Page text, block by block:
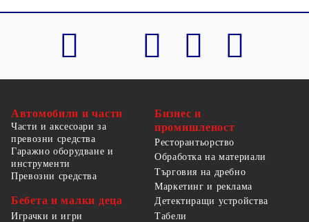
Автомобили и части
Части и аксесоари за
превозни средства
Гаражно оборудване и
инструменти
Превозни средства
Бебета и малки деца
Играчки и игри
Бизнес и
промишленост
Ресторантьорство
Обработка на материали
Търговия на дребно
Маркетинг и реклама
Детектиращи устройства
Табели